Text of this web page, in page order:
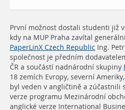
První možnost dostali studenti již
kdy na MUP Praha zavítal
PaperLinX Czech Republic Ing.
společnost je předním
ČR a součástí nadnárodní skupiny
18 zemích Evropy, severní
byl veden v angličtině a zúčastnili
verze programu Mezinárodní
anglické verze International